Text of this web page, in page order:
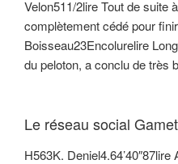
Velon511/2lire Tout de suite
complètement cédé pour
Boisseau23Encolurelire
du peloton, a conclu de très
Le réseau social
H563K.